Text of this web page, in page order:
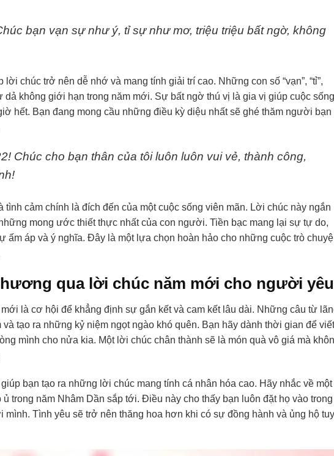
bạn vạn sự như ý, tỉ sự như mơ, triệu triệu bất ngờ, không
chúc trở nên dễ nhớ và mang tính giải trí cao. Những con số “vạn”, “tỉ”,
dả không giới hạn trong năm mới. Sự bất ngờ thú vị là gia vị giúp cuộc sống
hết. Bạn đang mong cầu những điều kỳ diệu nhất sẽ ghé thăm người bạn
Chúc cho bạn thân của tôi luôn luôn vui vẻ, thành công,
tình cảm chính là đích đến của một cuộc sống viên mãn. Lời chúc này ngắn
mong ước thiết thực nhất của con người. Tiền bạc mang lại sự tự do,
ấm áp và ý nghĩa. Đây là một lựa chọn hoàn hảo cho những cuộc trò
qua lời chúc năm mới cho người yêu
là cơ hội để khẳng định sự gắn kết và cam kết lâu dài. Những câu từ
và tạo ra những kỷ niệm ngọt ngào khó quên. Bạn hãy dành thời gian để viết
mình cho nửa kia. Một lời chúc chân thành sẽ là món quà vô giá mà
bạn tạo ra những lời chúc mang tính cá nhân hóa cao. Hãy nhắc về
trong năm Nhâm Dần sắp tới. Điều này cho thấy bạn luôn đặt họ vào
Tình yêu sẽ trở nên thăng hoa hơn khi có sự đồng hành và ủng hộ